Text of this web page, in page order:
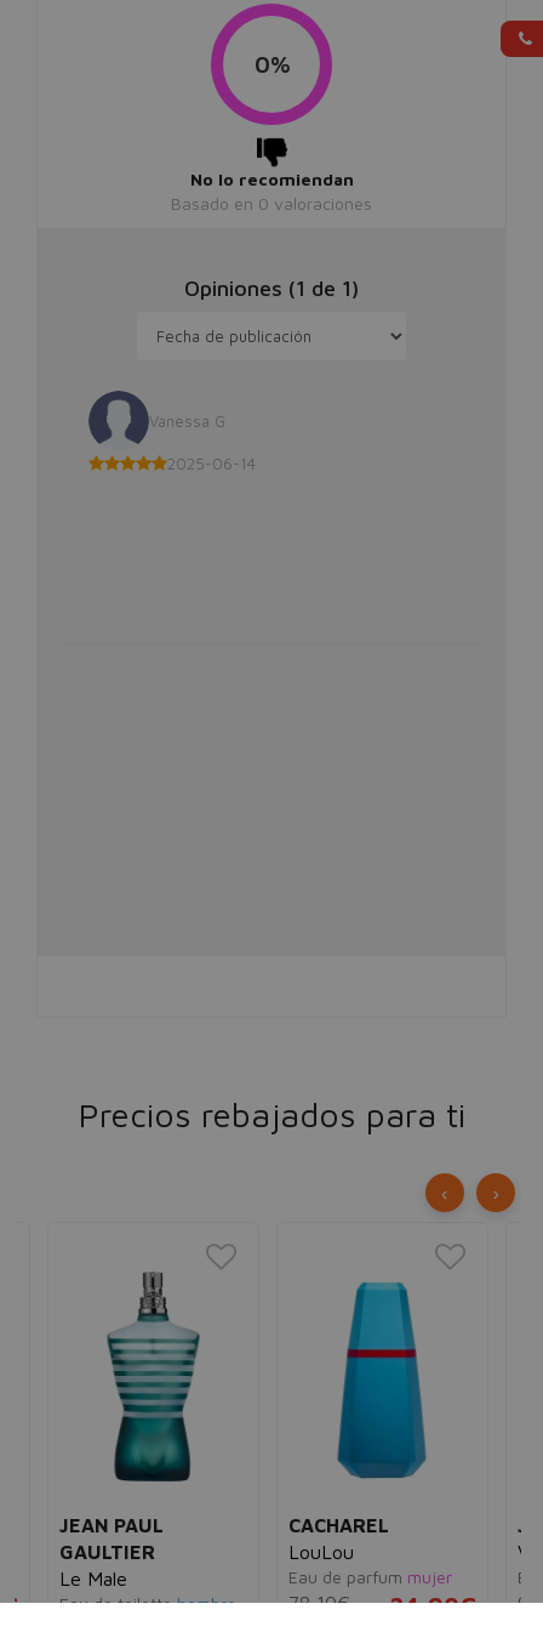
0%
No lo recomiendan
Basado en 0 valoraciones
Opiniones (1 de 1)
Vanessa G
2025-06-14
Precios rebajados para ti
JEAN PAUL
GAULTIER
Le Male
Eau de toilette hombre
CACHAREL
LouLou
Eau de parfum mujer
78,10€ 24,90€
‹ ›